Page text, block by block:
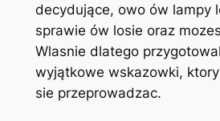
decydujące, owo ów lampy
sprawie ów losie oraz
Wlasnie dlatego
wyjątkowe wskazowki,
sie przeprowadzac.